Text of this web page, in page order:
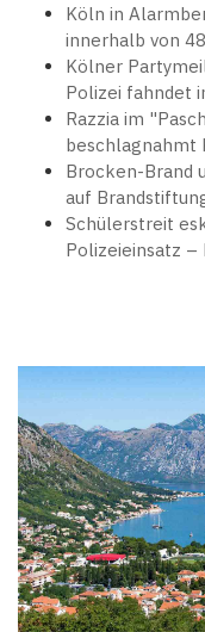
Köln in
innerhalb von
Kölner
Polizei fahndet
Razzia im
beschlagnahmt
Brocken-Brand
auf
Schülerstreit
Polizeieinsatz –